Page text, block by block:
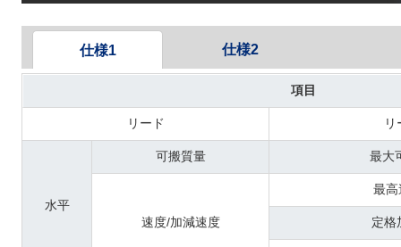
仕様1
項目
リード
水平
可搬質量 最大
速度/加減速度
最高
定格
仕様2